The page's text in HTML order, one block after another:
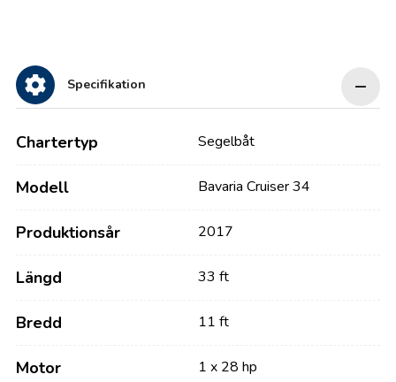
Specifikation
Chartertyp Segelbåt
Modell Bavaria Cruiser 34
Produktionsår 2017
Längd 33 ft
Bredd 11 ft
Motor 1 x 28 hp